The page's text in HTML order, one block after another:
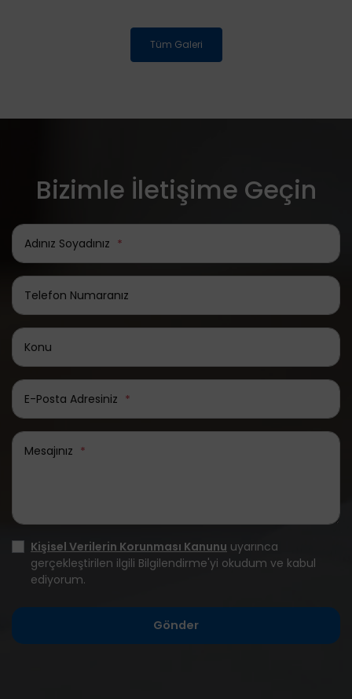
Tüm Galeri
Bizimle İletişime Geçin
Adınız Soyadınız *
Telefon Numaranız
Konu
E-Posta Adresiniz *
Mesajınız *
Kişisel Verilerin Korunması Kanunu uyarınca
gerçekleştirilen ilgili Bilgilendirme'yi okudum ve kabul
ediyorum.
Gönder